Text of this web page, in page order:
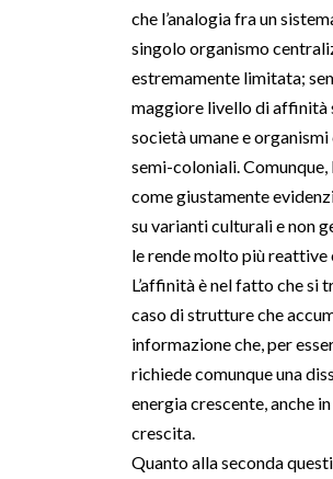
che l’analogia fra un
singolo organismo
estremamente limitata;
maggiore livello di affinità
società umane e
semi-coloniali. Comunque,
come giustamente
su varianti culturali e non
le rende molto più reattive
L’affinità è nel fatto che si
caso di strutture che
informazione che, per
richiede comunque una
energia crescente, anche
crescita.
Quanto alla seconda